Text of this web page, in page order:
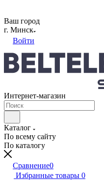
Ваш город
г. Минск
Войти
Интернет-магазин
Каталог
По всему сайту
По каталогу
Сравнение0
Избранные товары 0